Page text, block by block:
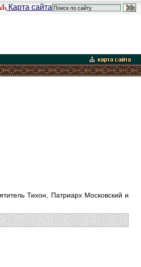
Карта сайта
Тихон, Патриарх Московский и